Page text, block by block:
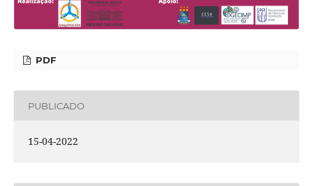
PDF
PUBLICADO
15-04-2022